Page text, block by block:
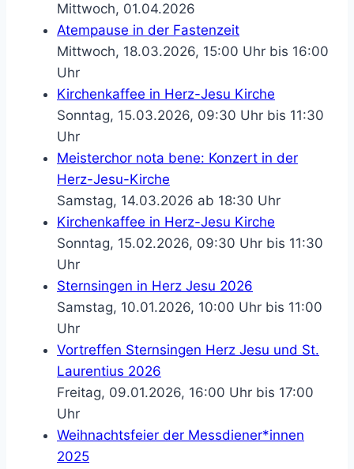
Mittwoch, 01.04.2026
Atempause in der Fastenzeit
Mittwoch, 18.03.2026, 15:00 Uhr bis 16:00
Uhr
Kirchenkaffee in Herz-Jesu Kirche
Sonntag, 15.03.2026, 09:30 Uhr bis 11:30
Uhr
Meisterchor nota bene: Konzert in der
Herz-Jesu-Kirche
Samstag, 14.03.2026 ab 18:30 Uhr
Kirchenkaffee in Herz-Jesu Kirche
Sonntag, 15.02.2026, 09:30 Uhr bis 11:30
Uhr
Sternsingen in Herz Jesu 2026
Samstag, 10.01.2026, 10:00 Uhr bis 11:00
Uhr
Vortreffen Sternsingen Herz Jesu und St.
Laurentius 2026
Freitag, 09.01.2026, 16:00 Uhr bis 17:00
Uhr
Weihnachtsfeier der Messdiener*innen
2025